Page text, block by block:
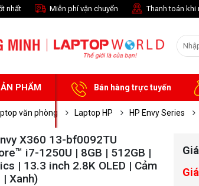
nhất Miễn phí vận chuyển Thanh toán khi
PHẨM Bán hàng trực tuyến
văn phòng Laptop HP HP Envy Series
X360 13-bf0092TU
i7-1250U | 8GB | 512GB |
| 13.3 inch 2.8K OLED | Cảm
Xanh)